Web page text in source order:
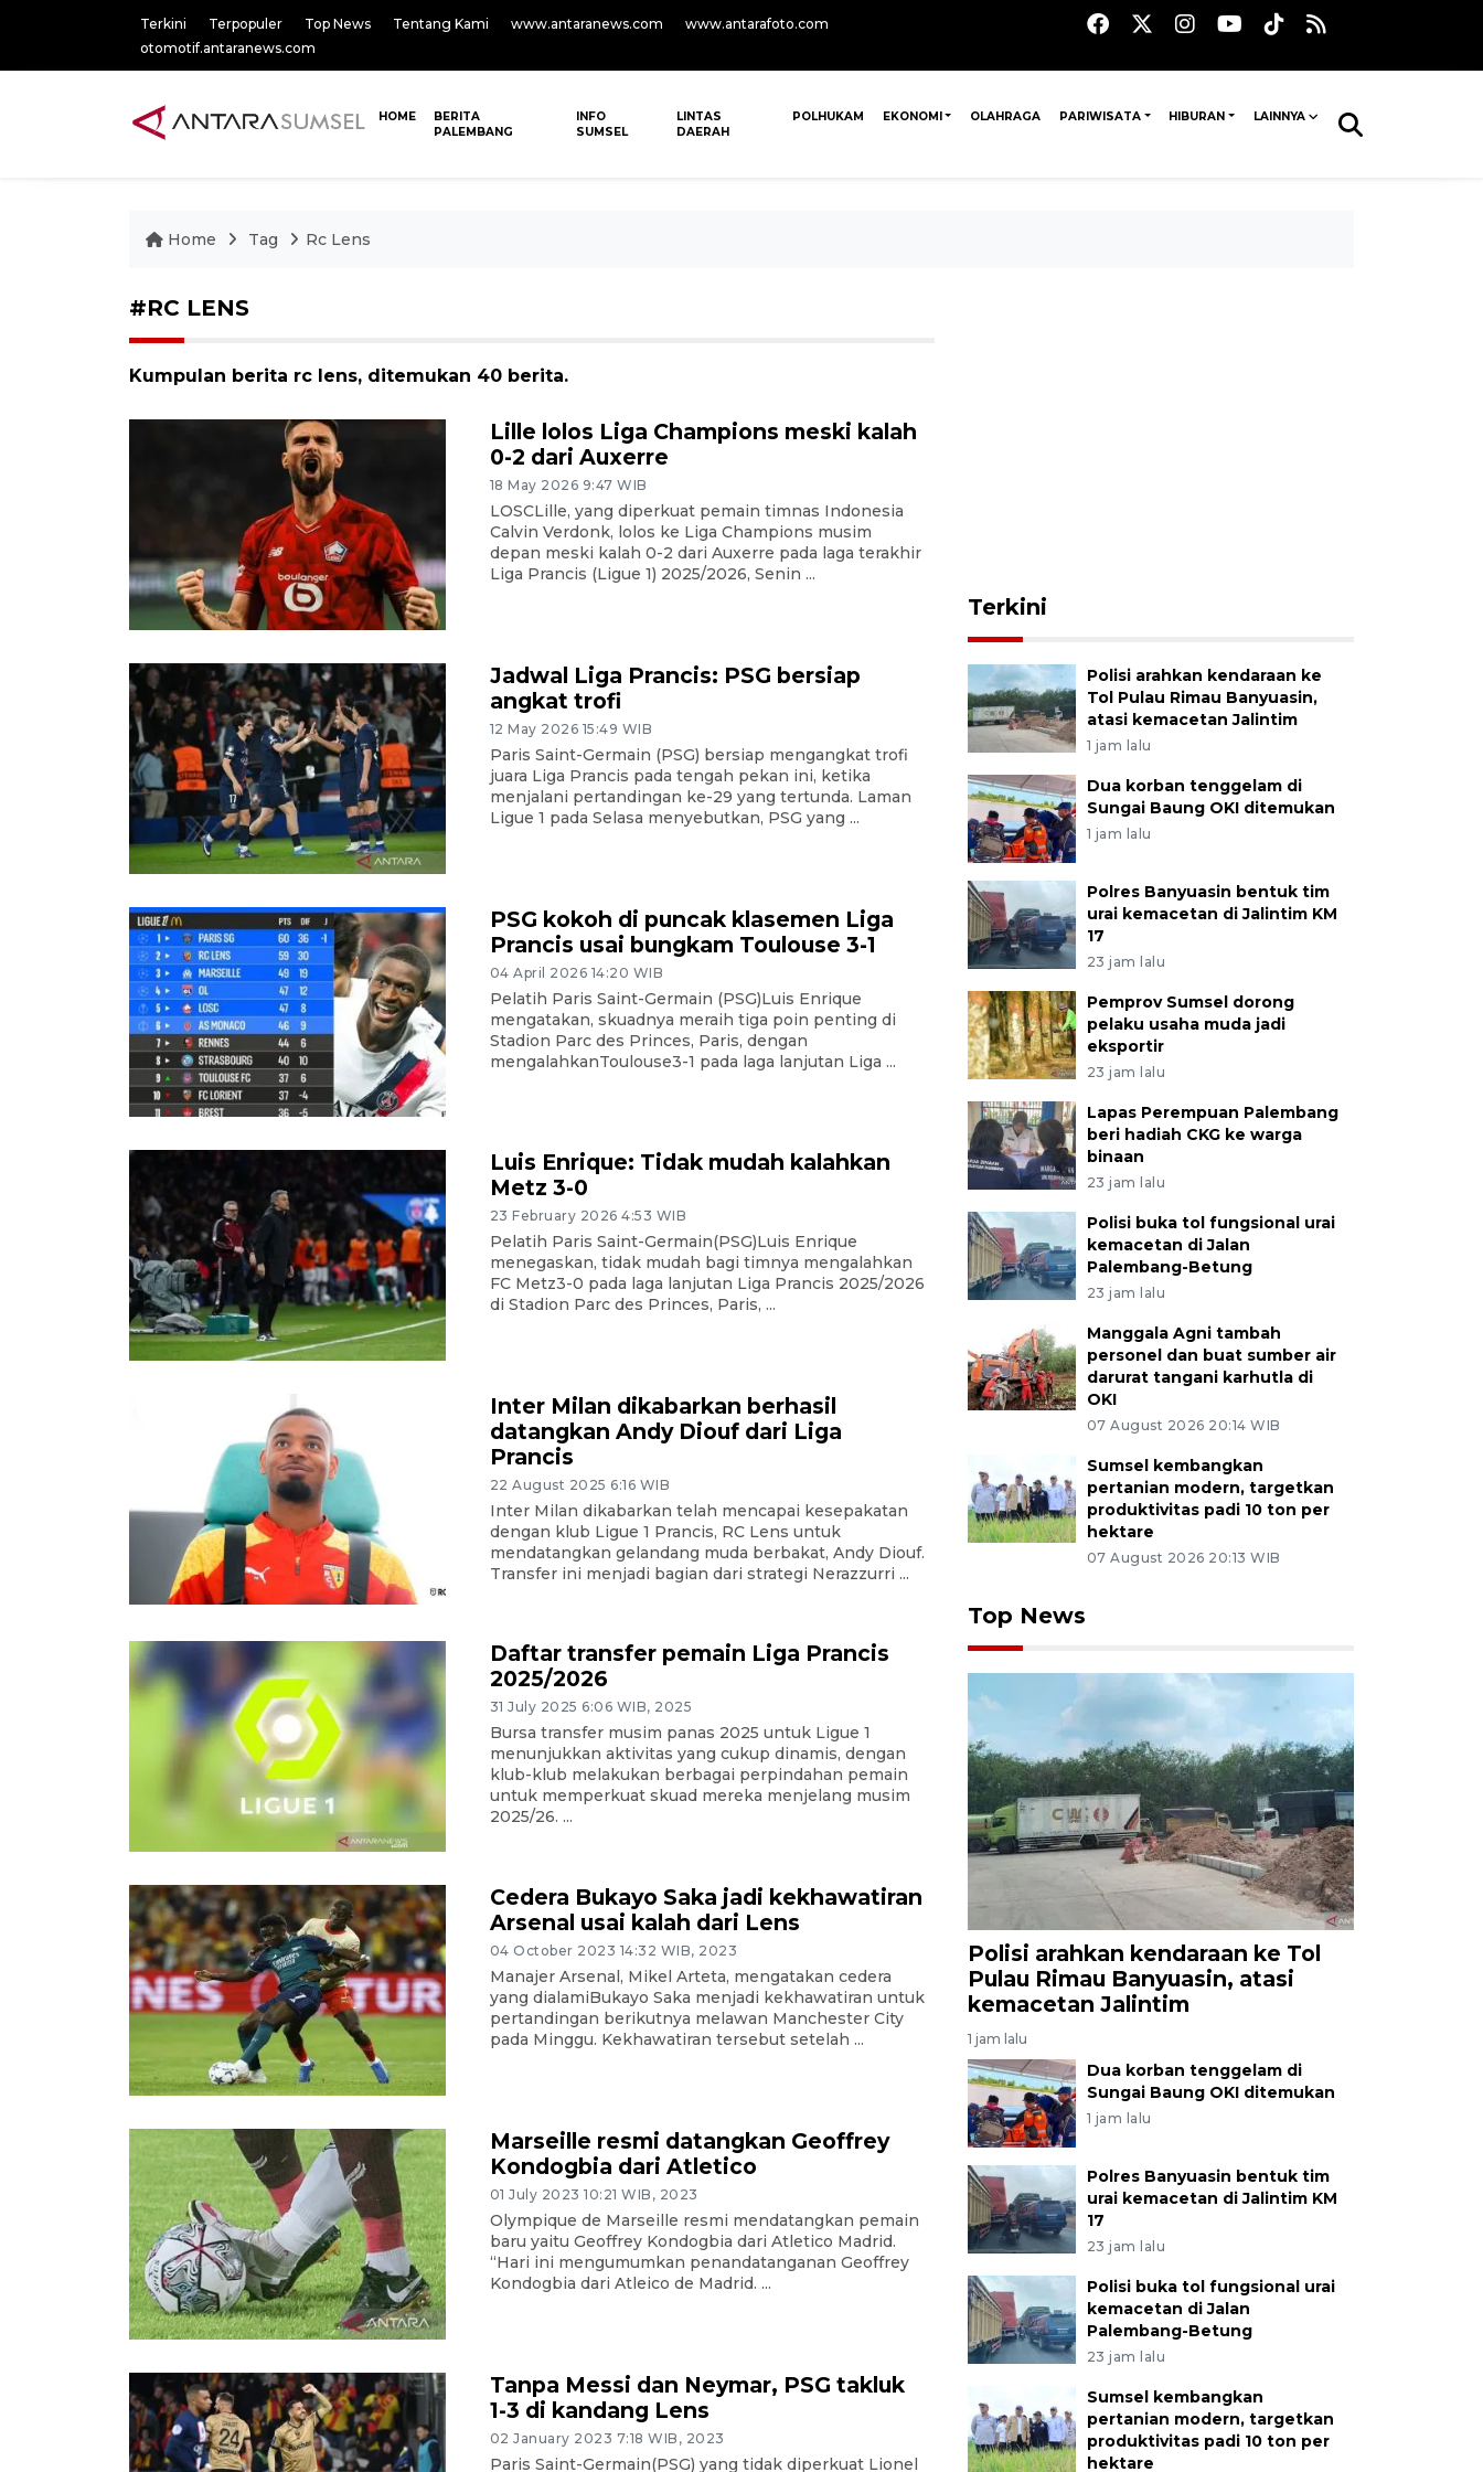
Terkini Terpopuler Top News Tentang Kami www.antaranews.com
www.antarafoto.com
otomotif.antaranews.com
HOME
BERITA
PALEMBANG
INFO
SUMSEL
LINTAS
DAERAH
POLHUKAM EKONOMI OLAHRAGA PARIWISATA HIBURAN LAINNYA
Home Tag Rc Lens
#RC LENS
Kumpulan berita rc lens, ditemukan 40 berita.
Lille lolos Liga Champions meski kalah
0-2 dari Auxerre
18 May 2026 9:47 WIB
LOSCLille, yang diperkuat pemain timnas Indonesia
Calvin Verdonk, lolos ke Liga Champions musim
depan meski kalah 0-2 dari Auxerre pada laga terakhir
Liga Prancis (Ligue 1) 2025/2026, Senin ...
Jadwal Liga Prancis: PSG bersiap
angkat trofi
12 May 2026 15:49 WIB
Paris Saint-Germain (PSG) bersiap mengangkat trofi
juara Liga Prancis pada tengah pekan ini, ketika
menjalani pertandingan ke-29 yang tertunda. Laman
Ligue 1 pada Selasa menyebutkan, PSG yang ...
PSG kokoh di puncak klasemen Liga
Prancis usai bungkam Toulouse 3-1
04 April 2026 14:20 WIB
Pelatih Paris Saint-Germain (PSG)Luis Enrique
mengatakan, skuadnya meraih tiga poin penting di
Stadion Parc des Princes, Paris, dengan
mengalahkanToulouse3-1 pada laga lanjutan Liga ...
Luis Enrique: Tidak mudah kalahkan
Metz 3-0
23 February 2026 4:53 WIB
Pelatih Paris Saint-Germain(PSG)Luis Enrique
menegaskan, tidak mudah bagi timnya mengalahkan
FC Metz3-0 pada laga lanjutan Liga Prancis 2025/2026
di Stadion Parc des Princes, Paris, ...
Inter Milan dikabarkan berhasil
datangkan Andy Diouf dari Liga
Prancis
22 August 2025 6:16 WIB
Inter Milan dikabarkan telah mencapai kesepakatan
dengan klub Ligue 1 Prancis, RC Lens untuk
mendatangkan gelandang muda berbakat, Andy Diouf.
Transfer ini menjadi bagian dari strategi Nerazzurri ...
Daftar transfer pemain Liga Prancis
2025/2026
31 July 2025 6:06 WIB, 2025
Bursa transfer musim panas 2025 untuk Ligue 1
menunjukkan aktivitas yang cukup dinamis, dengan
klub-klub melakukan berbagai perpindahan pemain
untuk memperkuat skuad mereka menjelang musim
2025/26. ...
Cedera Bukayo Saka jadi kekhawatiran
Arsenal usai kalah dari Lens
04 October 2023 14:32 WIB, 2023
Manajer Arsenal, Mikel Arteta, mengatakan cedera
yang dialamiBukayo Saka menjadi kekhawatiran untuk
pertandingan berikutnya melawan Manchester City
pada Minggu. Kekhawatiran tersebut setelah ...
Marseille resmi datangkan Geoffrey
Kondogbia dari Atletico
01 July 2023 10:21 WIB, 2023
Olympique de Marseille resmi mendatangkan pemain
baru yaitu Geoffrey Kondogbia dari Atletico Madrid.
“Hari ini mengumumkan penandatanganan Geoffrey
Kondogbia dari Atleico de Madrid. ...
Tanpa Messi dan Neymar, PSG takluk
1-3 di kandang Lens
02 January 2023 7:18 WIB, 2023
Paris Saint-Germain(PSG) yang tidak diperkuat Lionel
Terkini
Polisi arahkan kendaraan ke
Tol Pulau Rimau Banyuasin,
atasi kemacetan Jalintim
1 jam lalu
Dua korban tenggelam di
Sungai Baung OKI ditemukan
1 jam lalu
Polres Banyuasin bentuk tim
urai kemacetan di Jalintim KM
17
23 jam lalu
Pemprov Sumsel dorong
pelaku usaha muda jadi
eksportir
23 jam lalu
Lapas Perempuan Palembang
beri hadiah CKG ke warga
binaan
23 jam lalu
Polisi buka tol fungsional urai
kemacetan di Jalan
Palembang-Betung
23 jam lalu
Manggala Agni tambah
personel dan buat sumber air
darurat tangani karhutla di
OKI
07 August 2026 20:14 WIB
Sumsel kembangkan
pertanian modern, targetkan
produktivitas padi 10 ton per
hektare
07 August 2026 20:13 WIB
Top News
Polisi arahkan kendaraan ke Tol
Pulau Rimau Banyuasin, atasi
kemacetan Jalintim
1 jam lalu
Dua korban tenggelam di
Sungai Baung OKI ditemukan
1 jam lalu
Polres Banyuasin bentuk tim
urai kemacetan di Jalintim KM
17
23 jam lalu
Polisi buka tol fungsional urai
kemacetan di Jalan
Palembang-Betung
23 jam lalu
Sumsel kembangkan
pertanian modern, targetkan
produktivitas padi 10 ton per
hektare